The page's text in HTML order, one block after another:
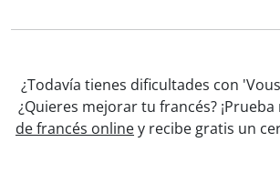
¿Todavía tienes dificultades con
¿Quieres mejorar tu francés?
de francés onliney recibe gratis un